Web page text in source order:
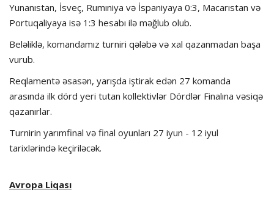
Yunanıstan, İsveç, Rumıniya və İspaniyaya 0:3, Macarıstan və
Portuqaliyaya isə 1:3 hesabı ilə məğlub olub.
Beləliklə, komandamız turniri qələbə və xal qazanmadan başa
vurub.
Reqlamentə əsasən, yarışda iştirak edən 27 komanda
arasında ilk dörd yeri tutan kollektivlər Dördlər Finalına vəsiqə
qazanırlar.
Turnirin yarımfinal və final oyunları 27 iyun - 12 iyul
tarixlərində keçiriləcək.
Avropa Liqası